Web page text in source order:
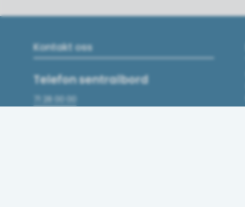
Kontakt oss
Telefon sentralbord
71 28 00 00